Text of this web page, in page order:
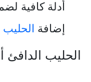
أدلة كافية
إضافة الحليب
الحليب الدافئ